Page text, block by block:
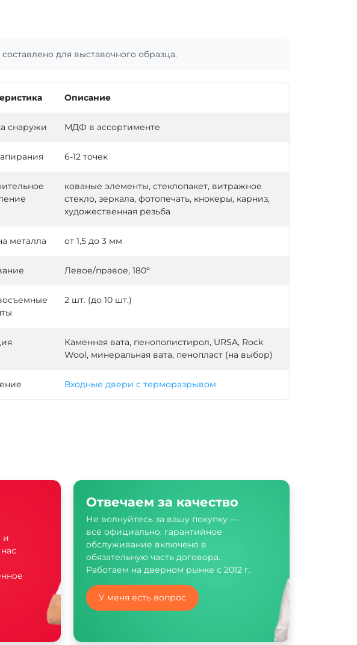
для выставочного образца.
Описание
снаружи МДФ в ассортименте
6-12 точек
кованые элементы, стеклопакет, витражное
стекло, зеркала, фотопечать, кнокеры, карниз,
художественная резьба
металла от 1,5 до 3 мм
Левое/правое, 180º
2 шт. (до 10 шт.)
Каменная вата, пенополистирол, URSA, Rock
Wool, минеральная вата, пенопласт (на выбор)
Входные двери с терморазрывом
и
Отвечаем за качество
Не волнуйтесь за вашу покупку —
всё официально: гарантийное
обслуживание включено в
обязательную часть договора.
Работаем на дверном рынке с 2012 г.
У меня есть вопрос